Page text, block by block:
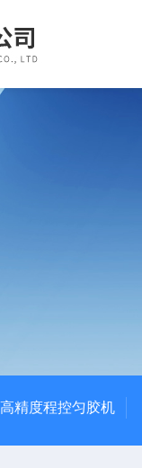
精度程控匀胶机